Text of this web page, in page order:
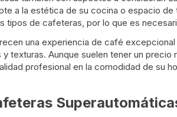
a la estética de su cocina o espacio
tipos de cafeteras, por lo que es
una experiencia de café
texturas. Aunque suelen tener un
profesional en la comodidad de su